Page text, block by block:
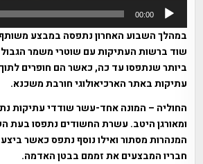
00:00
במהלך השבוע האחרון נתפסה במבצע
שוד ברשות העתיקות עם שוטרי משמר הגבול
ביותר שנתפסו עד כה, כאשר הם חופרים
עתיקות באתר הארכיאולוגי חורבת משכנא.
החוליה – המונה אחד-עשר שודדי עתיקות
ומאורגן היטב. עשרת החשודים נתפסו
המנהרות מסתור ואילו נוסף נתפס כאשר
חבריו המבצעים את זממם בבטן האדמה.